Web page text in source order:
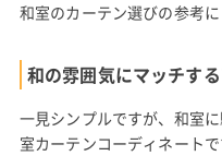
和室のカーテン選びの参考に
和の雰囲気にマッチす
一見シンプルですが、和室
室カーテンコーディネートで